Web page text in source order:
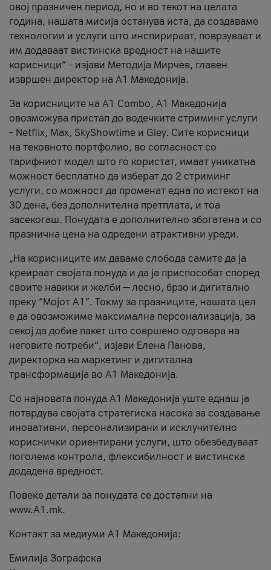
овој празничен период, но и во текот на целата
година, нашата мисија останува иста, да создаваме
технологии и услуги што инспирираат, поврзуваат и
им додаваат вистинска вредност на нашите
корисници“ – изјави Методија Мирчев, главен
извршен директор на А1 Македонија.
За корисниците на A1 Combo, А1 Македонија
овозможува пристап до водечките стриминг услуги
– Netflix, Max, SkyShowtime и Gley. Сите корисници
на тековното портфолио, во согласност со
тарифниот модел што го користат, имаат уникатна
можност бесплатно да изберат до 2 стриминг
услуги, со можност да променат една по истекот на
30 дена, без дополнителна претплата, и тоа
засекогаш. Понудата е дополнително збогатена и со
празнична цена на одредени атрактивни уреди.
„На корисниците им даваме слобода самите да ја
креираат својата понуда и да ја приспособат според
своите навики и желби — лесно, брзо и дигитално
преку “Мојот А1”. Токму за празниците, нашата цел
е да овозможиме максимална персонализација, за
секој да добие пакет што совршено одговара на
неговите потреби“, изјави Елена Панова,
директорка на маркетинг и дигитална
трансформација во А1 Македонија.
Со најновата понуда А1 Македонија уште еднаш ја
потврдува својата стратегиска насока за создавање
иновативни, персонализирани и исклучително
кориснички ориентирани услуги, што обезбедуваат
поголема контрола, флексибилност и вистинска
додадена вредност.
Повеќе детали за понудата се достапни на
www.А1.mk.
Контакт за медиуми А1 Македонија:
Емилија Зографска